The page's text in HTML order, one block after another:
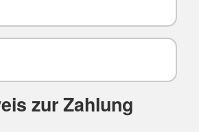
zur Zahlung